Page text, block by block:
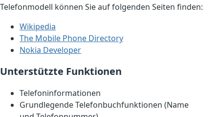
Telefonmodell können Sie auf folgenden Seiten finden:
Wikipedia
The Mobile Phone Directory
Nokia Developer
Unterstützte Funktionen
Telefoninformationen
Grundlegende Telefonbuchfunktionen (Name